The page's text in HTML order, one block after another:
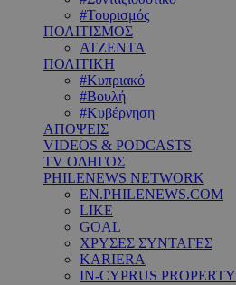
#Τουρισμός
ΠΟΛΙΤΙΣΜΟΣ
ΑΤΖΕΝΤΑ
ΠΟΛΙΤΙΚΗ
#Κυπριακό
#Βουλή
#Κυβέρνηση
ΑΠΟΨΕΙΣ
VIDEOS & PODCASTS
TV ΟΔΗΓΟΣ
PHILENEWS NETWORK
EN.PHILENEWS.COM
LIKE
GOAL
ΧΡΥΣΕΣ ΣΥΝΤΑΓΕΣ
KARIERA
IN-CYPRUS PROPERTY